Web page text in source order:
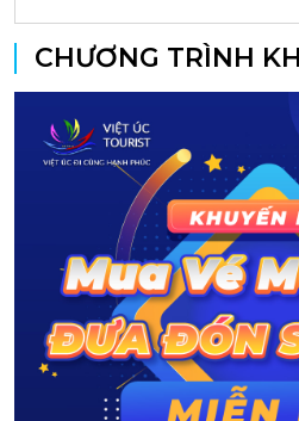
CHƯƠNG TRÌNH